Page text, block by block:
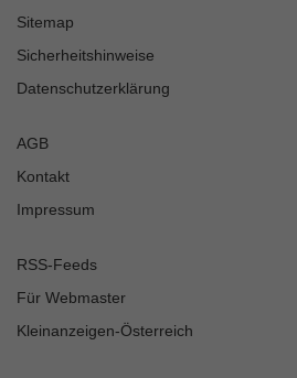
Sitemap
Sicherheitshinweise
Datenschutzerklärung
AGB
Kontakt
Impressum
RSS-Feeds
Für Webmaster
Kleinanzeigen-Österreich